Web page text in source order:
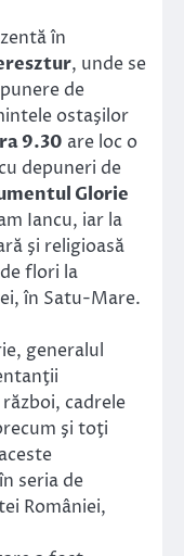
în
, unde se
de
ostaşilor
9.30 are loc o
depuneri de
Glorie
Iancu, iar la
şi religioasă
flori la
în Satu-Mare.
generalul
cadrele
şi toţi
seria de
României,